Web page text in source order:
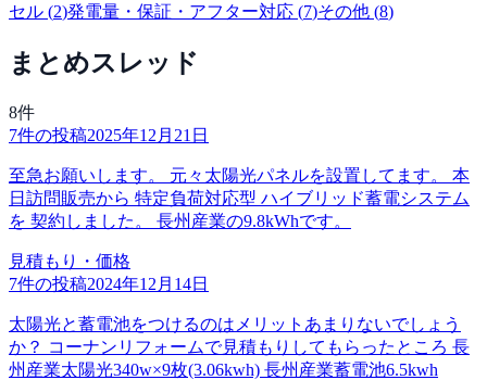
セル (2)発電量・保証・アフター対応 (7)その他 (8)
まとめスレッド
8件
7件の投稿2025年12月21日
至急お願いします。 元々太陽光パネルを設置してます。 本
日訪問販売から 特定負荷対応型 ハイブリッド蓄電システム
を 契約しました。 長州産業の9.8kWhです。
見積もり・価格
7件の投稿2024年12月14日
太陽光と蓄電池をつけるのはメリットあまりないでしょう
か？ コーナンリフォームで見積もりしてもらったところ 長
州産業太陽光340w×9枚(3.06kwh) 長州産業蓄電池6.5kwh